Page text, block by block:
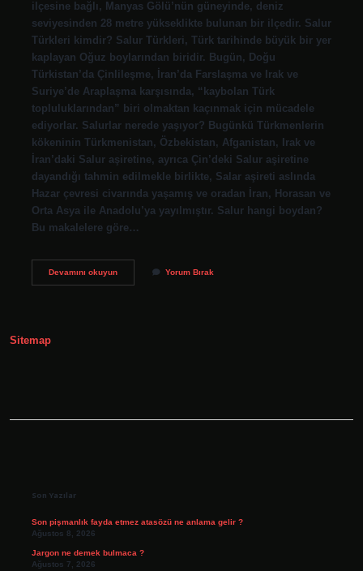
ilçesine bağlı, Manyas Gölü’nün güneyinde, deniz
seviyesinden 28 metre yükseklikte bulunan bir ilçedir. Salur
Türkleri kimdir? Salur Türkleri, Türk tarihinde büyük bir yer
kaplayan Oğuz boylarından biridir. Bugün, Doğu
Türkistan’da Çinlileşme, İran’da Farslaşma ve Irak ve
Suriye’de Araplaşma karşısında, “kaybolan Türk
topluluklarından” biri olmaktan kaçınmak için mücadele
ediyorlar. Salurlar nerede yaşıyor? Bugünkü Türkmenlerin
kökeninin Türkmenistan, Özbekistan, Afganistan, Irak ve
İran’daki Salur aşiretine, ayrıca Çin’deki Salur aşiretine
dayandığı tahmin edilmekle birlikte, Salar aşireti aslında
Hazar çevresi civarında yaşamış ve oradan İran, Horasan ve
Orta Asya ile Anadolu’ya yayılmıştır. Salur hangi boydan?
Bu makalelere göre…
Devamını okuyunSalur
Yorum Bırak
Sitemap
Son Yazılar
Son pişmanlık fayda etmez atasözü ne anlama gelir ?
Ağustos 8, 2026
Jargon ne demek bulmaca ?
Ağustos 7, 2026